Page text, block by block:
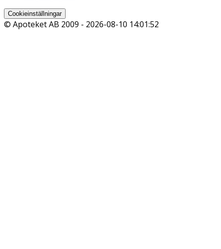
Cookieinställningar
© Apoteket AB 2009 - 2026-08-10 14:01:52